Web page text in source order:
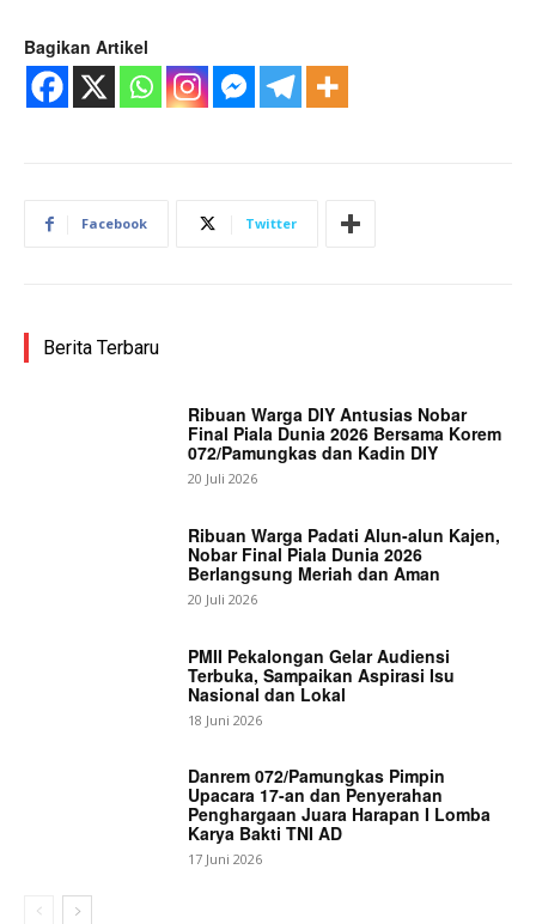
Bagikan Artikel
Facebook Twitter
Berita Terbaru
Ribuan Warga DIY Antusias Nobar
Final Piala Dunia 2026 Bersama Korem
072/Pamungkas dan Kadin DIY
20 Juli 2026
Ribuan Warga Padati Alun-alun Kajen,
Nobar Final Piala Dunia 2026
Berlangsung Meriah dan Aman
20 Juli 2026
PMII Pekalongan Gelar Audiensi
Terbuka, Sampaikan Aspirasi Isu
Nasional dan Lokal
18 Juni 2026
Danrem 072/Pamungkas Pimpin
Upacara 17-an dan Penyerahan
Penghargaan Juara Harapan I Lomba
Karya Bakti TNI AD
17 Juni 2026